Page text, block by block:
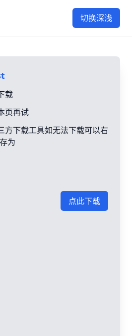
切换深浅
载
页再试
方下载工具如无法下载可以右
为
点此下载